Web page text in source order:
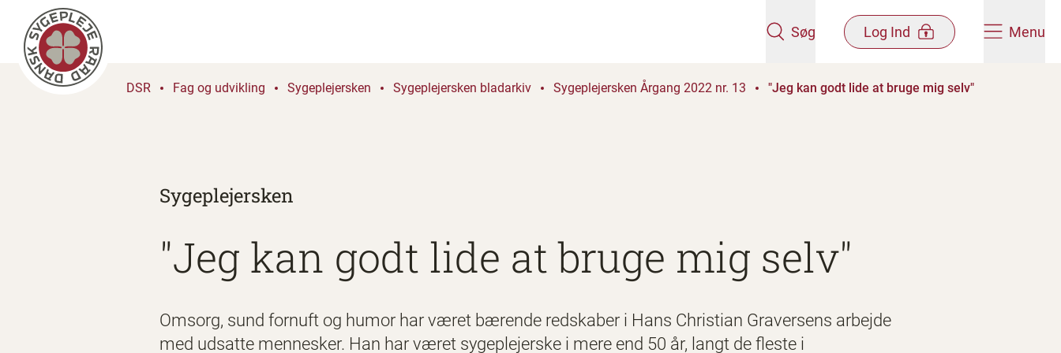
Søg Log Ind Menu
DSR Fag og udvikling Sygeplejersken Sygeplejersken bladarkiv Sygeplejersken Årgang 2022 nr. 13 "Jeg kan godt lide at bruge mig selv"
Sygeplejersken
"Jeg kan godt lide at bruge mig selv"
Omsorg, sund fornuft og humor har været bærende redskaber i Hans Christian Graversens arbejde
med udsatte mennesker. Han har været sygeplejerske i mere end 50 år, langt de fleste i